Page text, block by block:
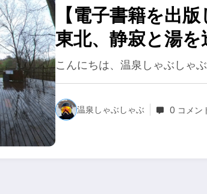
【電子書籍を出
東北、静寂と湯
ンプ紀行：青森・
味わう10の聖地
こんにちは、温泉しゃぶしゃ
温泉しゃぶしゃぶ 0 コメン